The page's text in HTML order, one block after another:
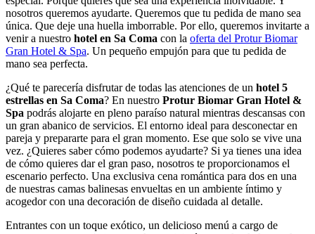
nosotros queremos ayudarte. Queremos que tu pedida de mano sea
única. Que deje una huella imborrable. Por ello, queremos invitarte a
venir a nuestro hotel en Sa Coma con la oferta del Protur Biomar
Gran Hotel & Spa. Un pequeño empujón para que tu pedida de
mano sea perfecta.
¿Qué te parecería disfrutar de todas las atenciones de un hotel 5
estrellas en Sa Coma? En nuestro Protur Biomar Gran Hotel &
Spa podrás alojarte en pleno paraíso natural mientras descansas con
un gran abanico de servicios. El entorno ideal para desconectar en
pareja y prepararte para el gran momento. Ese que solo se vive una
vez. ¿Quieres saber cómo podemos ayudarte? Si ya tienes una idea
de cómo quieres dar el gran paso, nosotros te proporcionamos el
escenario perfecto. Una exclusiva cena romántica para dos en una
de nuestras camas balinesas envueltas en un ambiente íntimo y
acogedor con una decoración de diseño cuidada al detalle.
Entrantes con un toque exótico, un delicioso menú a cargo de